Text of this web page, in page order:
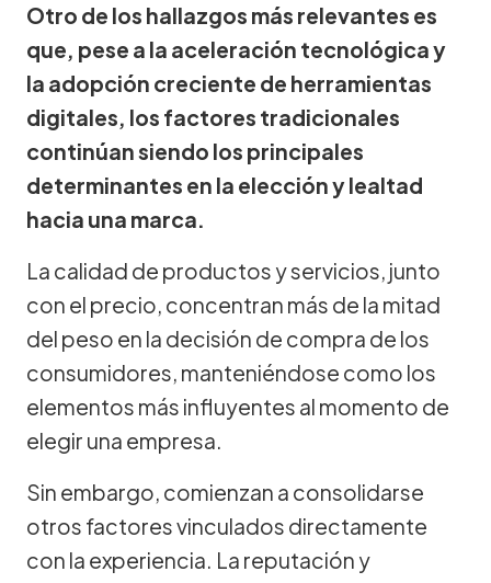
Otro de los hallazgos más relevantes es
que, pese a la aceleración tecnológica y
la adopción creciente de herramientas
digitales, los factores tradicionales
continúan siendo los principales
determinantes en la elección y lealtad
hacia una marca.
La calidad de productos y servicios, junto
con el precio, concentran más de la mitad
del peso en la decisión de compra de los
consumidores, manteniéndose como los
elementos más influyentes al momento de
elegir una empresa.
Sin embargo, comienzan a consolidarse
otros factores vinculados directamente
con la experiencia. La reputación y